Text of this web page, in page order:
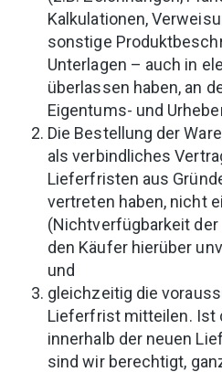
Kalkulationen,
sonstige
Unterlagen – auch in
überlassen haben, an
Eigentums- und
Die Bestellung der
als verbindliches
Lieferfristen aus
vertreten haben, nicht
(Nichtverfügbarkeit
den Käufer hierüber
und
gleichzeitig die
Lieferfrist mitteilen. Ist
innerhalb der neuen
sind wir berechtigt,